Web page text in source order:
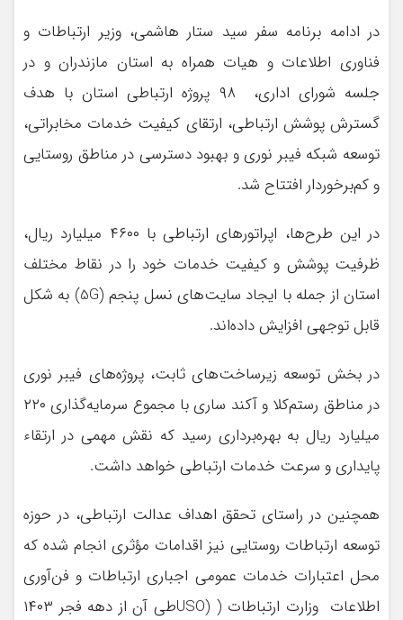
در ادامه برنامه سفر سید ستار هاشمی، وزیر ارتباطات و
فناوری اطلاعات و هیات همراه به استان مازندران و در
جلسه شورای اداری، ۹۸ پروژه‌ ارتباطی استان با هدف
گسترش پوشش ارتباطی، ارتقای کیفیت خدمات مخابراتی،
توسعه شبکه فیبر نوری و بهبود دسترسی در مناطق روستایی
و کم‌برخوردار افتتاح شد.
در این طرح‌ها، اپراتورهای ارتباطی با ۴۶۰۰ میلیارد ریال،
ظرفیت پوشش و کیفیت خدمات خود را در نقاط مختلف
استان از جمله با ایجاد سایت‌های نسل پنجم (5G) به شکل
قابل توجهی افزایش داده‌اند.
در بخش توسعه زیرساخت‌های ثابت، پروژه‌های فیبر نوری
در مناطق رستم‌کلا و آکند ساری با مجموع سرمایه‌گذاری ۲۲۰
میلیارد ریال به بهره‌برداری رسید که نقش مهمی در ارتقاء
پایداری و سرعت خدمات ارتباطی خواهد داشت.
همچنین در راستای تحقق اهداف عدالت ارتباطی، در حوزه
توسعه ارتباطات روستایی نیز اقدامات مؤثری انجام شده که
محل اعتبارات خدمات عمومی اجباری ارتباطات و فن‌آوری
اطلاعات وزارت ارتباطات ( (USOطی آن از دهه فجر ۱۴۰۳